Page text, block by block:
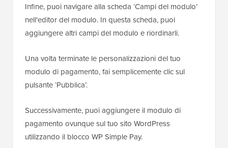
Infine, puoi navigare alla scheda ‘Campi del modulo’
nell'editor del modulo. In questa scheda, puoi
aggiungere altri campi del modulo e riordinarli.
Una volta terminate le personalizzazioni del tuo
modulo di pagamento, fai semplicemente clic sul
pulsante ‘Pubblica’.
Successivamente, puoi aggiungere il modulo di
pagamento ovunque sul tuo sito WordPress
utilizzando il blocco WP Simple Pay.